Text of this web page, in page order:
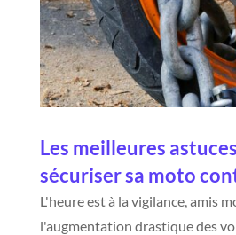
Les meilleures
sécuriser sa moto
L'heure est à la vigilance, amis
l'augmentation drastique des